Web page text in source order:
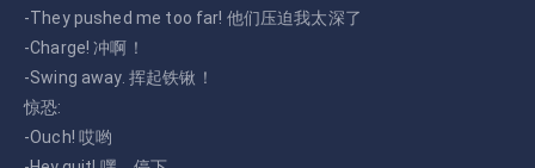
-They pushed me too far! 他们压迫我太深了
-Charge! 冲啊！
-Swing away. 挥起铁锹！
惊恐:
-Ouch! 哎哟